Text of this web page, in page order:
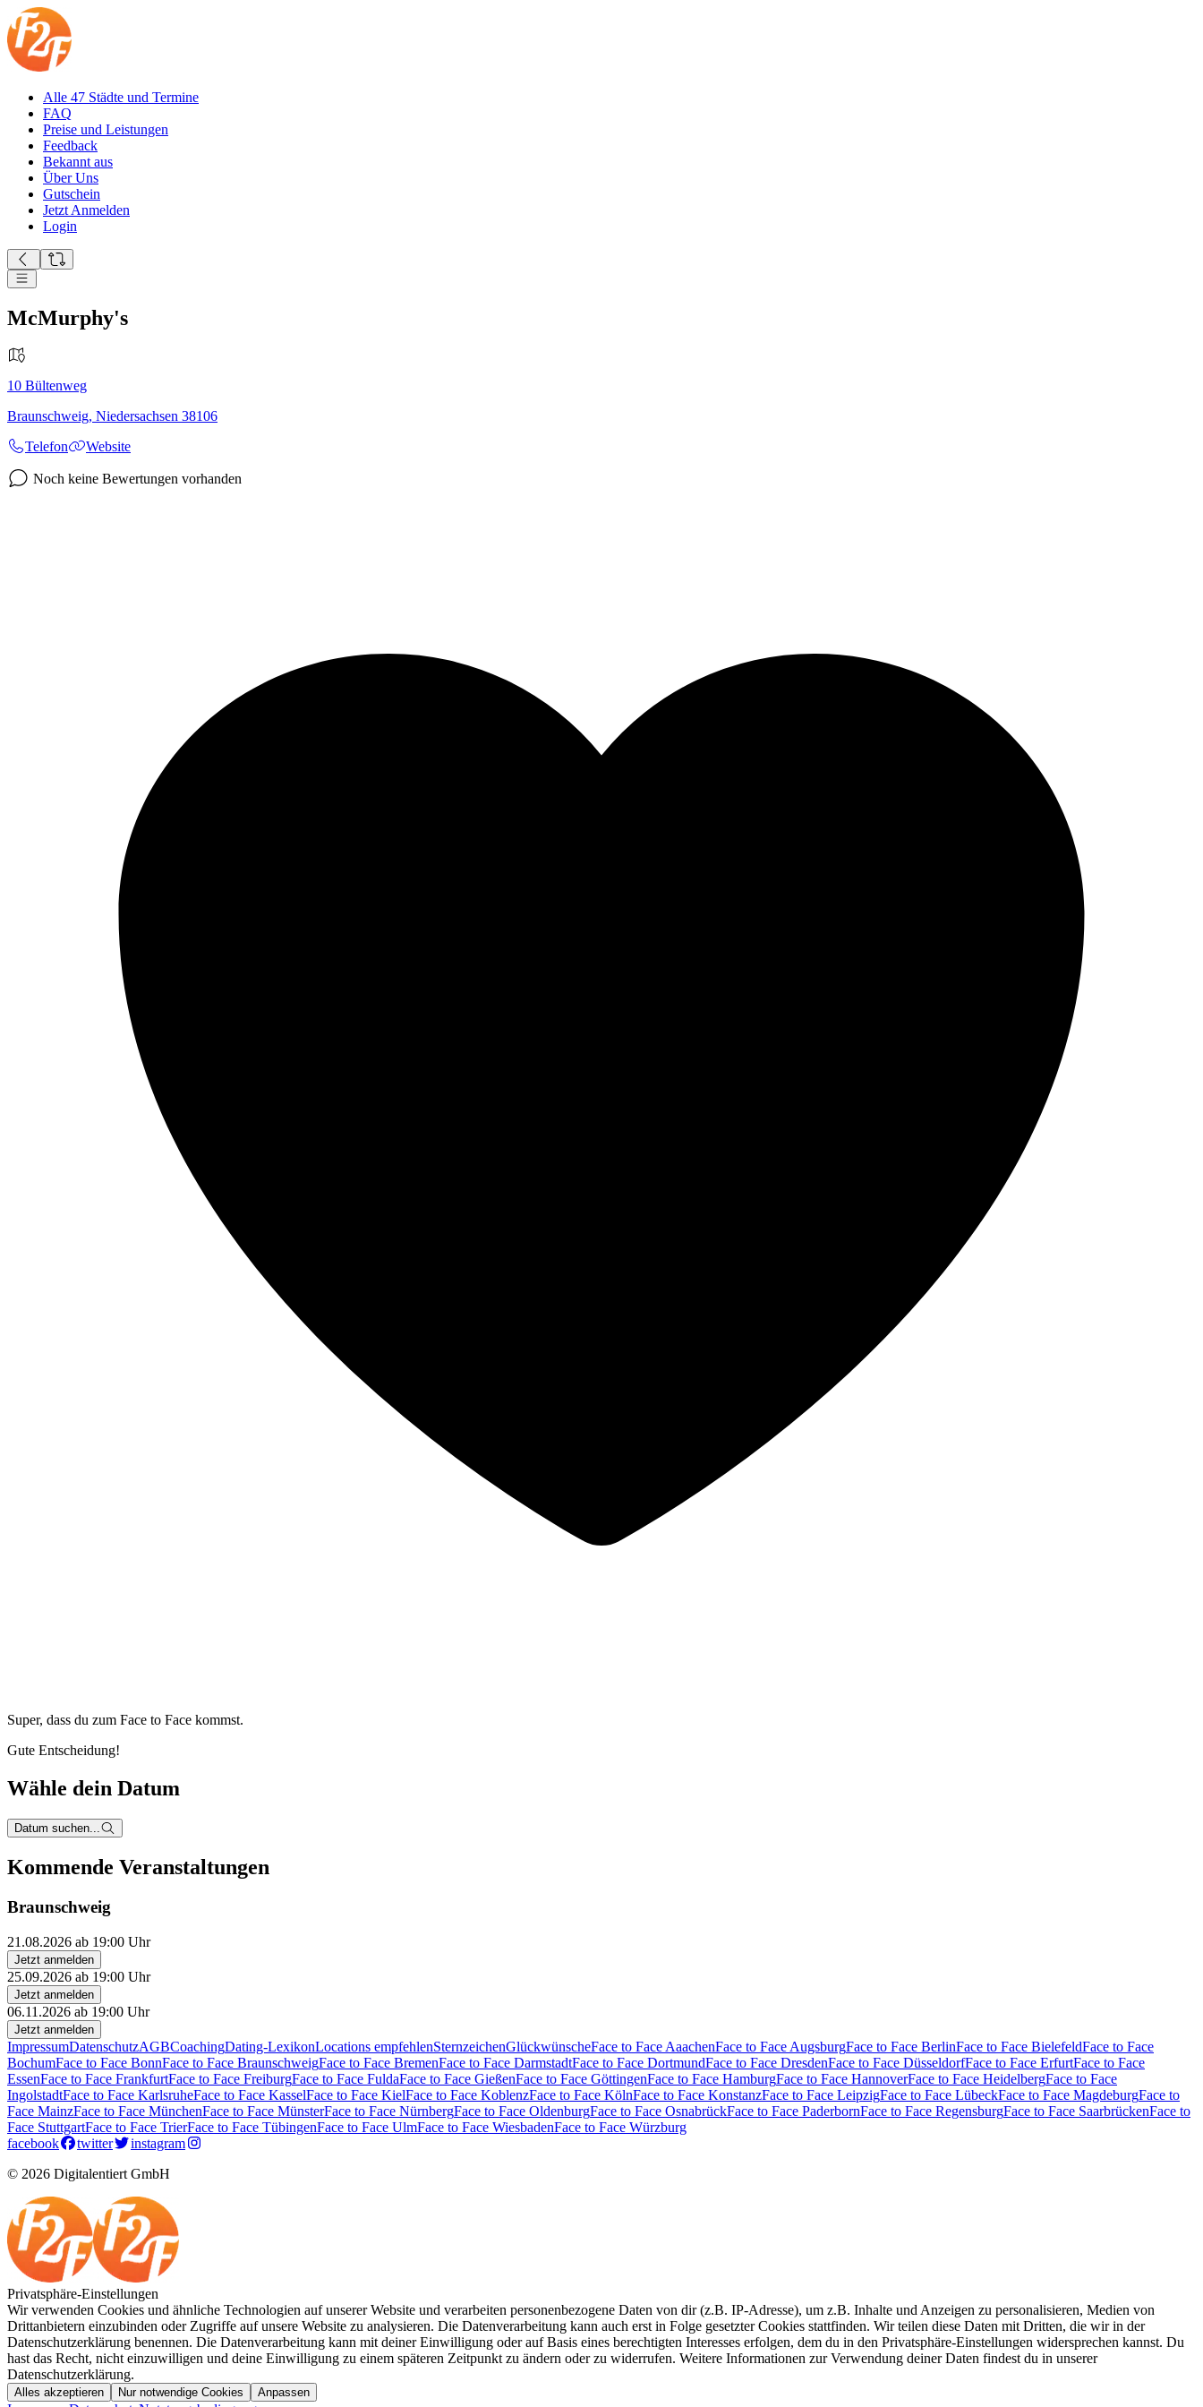
Alle 47 Städte und Termine
FAQ
Preise und Leistungen
Feedback
Bekannt aus
Über Uns
Gutschein
Jetzt Anmelden
Login
McMurphy's
10 Bültenweg
Braunschweig, Niedersachsen 38106
Telefon
Website
Noch keine Bewertungen vorhanden
Super, dass du zum Face to Face kommst.
Gute Entscheidung!
Wähle dein Datum
Datum suchen...
Kommende Veranstaltungen
Braunschweig
21.08.2026 ab 19:00 Uhr
Jetzt anmelden
25.09.2026 ab 19:00 Uhr
Jetzt anmelden
06.11.2026 ab 19:00 Uhr
Jetzt anmelden
ImpressumDatenschutzAGBCoachingDating-LexikonLocations empfehlenSternzeichenGlückwünscheFace to Face AaachenFace to Face AugsburgFace to Face BerlinFace to Face BielefeldFace to Face
BochumFace to Face BonnFace to Face BraunschweigFace to Face BremenFace to Face DarmstadtFace to Face DortmundFace to Face DresdenFace to Face DüsseldorfFace to Face ErfurtFace to Face
EssenFace to Face FrankfurtFace to Face FreiburgFace to Face FuldaFace to Face GießenFace to Face GöttingenFace to Face HamburgFace to Face HannoverFace to Face HeidelbergFace to Face
IngolstadtFace to Face KarlsruheFace to Face KasselFace to Face KielFace to Face KoblenzFace to Face KölnFace to Face KonstanzFace to Face LeipzigFace to Face LübeckFace to Face MagdeburgFace to
Face MainzFace to Face MünchenFace to Face MünsterFace to Face NürnbergFace to Face OldenburgFace to Face OsnabrückFace to Face PaderbornFace to Face RegensburgFace to Face SaarbrückenFace to
Face StuttgartFace to Face TrierFace to Face TübingenFace to Face UlmFace to Face WiesbadenFace to Face Würzburg
facebook
twitter
instagram
© 2026 Digitalentiert GmbH
Privatsphäre-Einstellungen
Wir verwenden Cookies und ähnliche Technologien auf unserer Website und verarbeiten personenbezogene Daten von dir (z.B. IP-Adresse), um z.B. Inhalte und Anzeigen zu personalisieren, Medien von
Drittanbietern einzubinden oder Zugriffe auf unsere Website zu analysieren. Die Datenverarbeitung kann auch erst in Folge gesetzter Cookies stattfinden. Wir teilen diese Daten mit Dritten, die wir in der
Datenschutzerklärung benennen. Die Datenverarbeitung kann mit deiner Einwilligung oder auf Basis eines berechtigten Interesses erfolgen, dem du in den Privatsphäre-Einstellungen widersprechen kannst. Du
hast das Recht, nicht einzuwilligen und deine Einwilligung zu einem späteren Zeitpunkt zu ändern oder zu widerrufen. Weitere Informationen zur Verwendung deiner Daten findest du in unserer
Datenschutzerklärung.
Alles akzeptieren Nur notwendige Cookies Anpassen